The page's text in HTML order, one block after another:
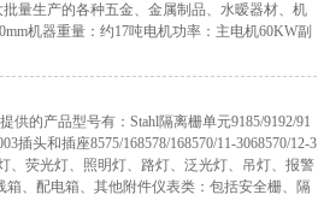
量生产的各种五金、金属制品、水暧器材、机
机器重量：约17吨电机功率：主电机60KW副
的产品型号有：Stahl隔离栅单元9185/9192/91
插头和插座8575/168578/168570/11-3068570/12-3
、荧光灯、照明灯、路灯、泛光灯、吊灯、报警
、配电箱、其他附件仪表类：包括安全栅、隔